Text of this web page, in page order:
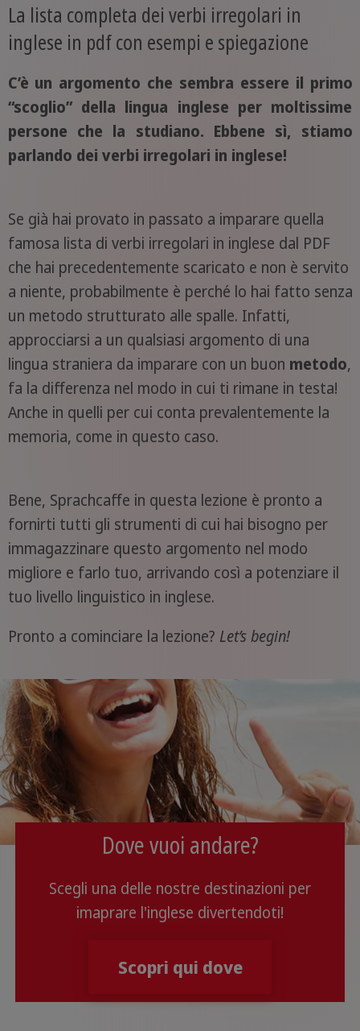
La lista completa dei verbi irregolari in
inglese in pdf con esempi e spiegazione
C’è un argomento che sembra essere il primo
“scoglio” della lingua inglese per moltissime
persone che la studiano. Ebbene sì, stiamo
parlando dei verbi irregolari in inglese!
Se già hai provato in passato a imparare quella
famosa lista di verbi irregolari in inglese dal PDF
che hai precedentemente scaricato e non è servito
a niente, probabilmente è perché lo hai fatto senza
un metodo strutturato alle spalle. Infatti,
approcciarsi a un qualsiasi argomento di una
lingua straniera da imparare con un buon metodo,
fa la differenza nel modo in cui ti rimane in testa!
Anche in quelli per cui conta prevalentemente la
memoria, come in questo caso.
Bene, Sprachcaffe in questa lezione è pronto a
fornirti tutti gli strumenti di cui hai bisogno per
immagazzinare questo argomento nel modo
migliore e farlo tuo, arrivando così a potenziare il
tuo livello linguistico in inglese.
Pronto a cominciare la lezione? Let’s begin!
Dove vuoi andare?
Scegli una delle nostre destinazioni per
imaprare l'inglese divertendoti!
Scopri qui dove